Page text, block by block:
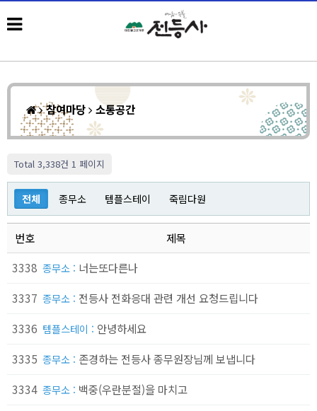
참여마당 소통공간
Total 3,338건 1 페이지
전체 종무소 템플스테이 죽림다원
번호
제목
3338 종무소 : 너는또다른나
3337 종무소 : 전등사 전화응대 관련 개선 요청드립니다
3336 템플스테이 : 안녕하세요
3335 종무소 : 존경하는 전등사 종무원장님께 보냅니다
3334 종무소 : 백중(우란분절)을 마치고